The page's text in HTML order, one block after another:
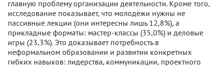
главную проблему организации деятельности. Кроме того,
исследование показывает, что молодёжи нужны не
пассивные лекции (они интересны лишь 12,8%), а
прикладные форматы: мастер-классы (35,0%) и деловые
игры (23,3%). Это доказывает потребность в
неформальном образовании и развитии конкретных
гибких навыков: лидерства, коммуникации, проектного